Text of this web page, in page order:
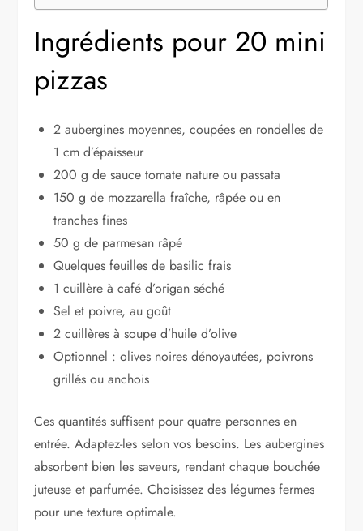
Ingrédients pour 20 mini
pizzas
2 aubergines moyennes, coupées en rondelles de
1 cm d’épaisseur
200 g de sauce tomate nature ou passata
150 g de mozzarella fraîche, râpée ou en
tranches fines
50 g de parmesan râpé
Quelques feuilles de basilic frais
1 cuillère à café d’origan séché
Sel et poivre, au goût
2 cuillères à soupe d’huile d’olive
Optionnel : olives noires dénoyautées, poivrons
grillés ou anchois
Ces quantités suffisent pour quatre personnes en
entrée. Adaptez-les selon vos besoins. Les aubergines
absorbent bien les saveurs, rendant chaque bouchée
juteuse et parfumée. Choisissez des légumes fermes
pour une texture optimale.